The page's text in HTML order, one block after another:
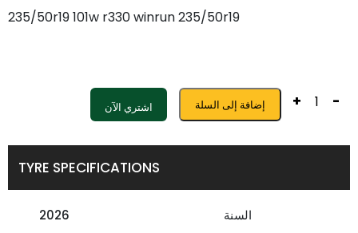
235/50r19 101w r330 winrun 235/50r19
-
+ إضافة إلى السلة اشتري الآن
TYRE SPECIFICATIONS
السنة 2026